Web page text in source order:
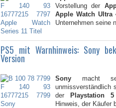
Vorstellung der
Apple Watch Ultra
Unternehmen seine
PS5 mit Warnhinweis: Sony
Version
Sony macht
unmissverständlich
der
Playstation 5
Hinweis, der Käufer